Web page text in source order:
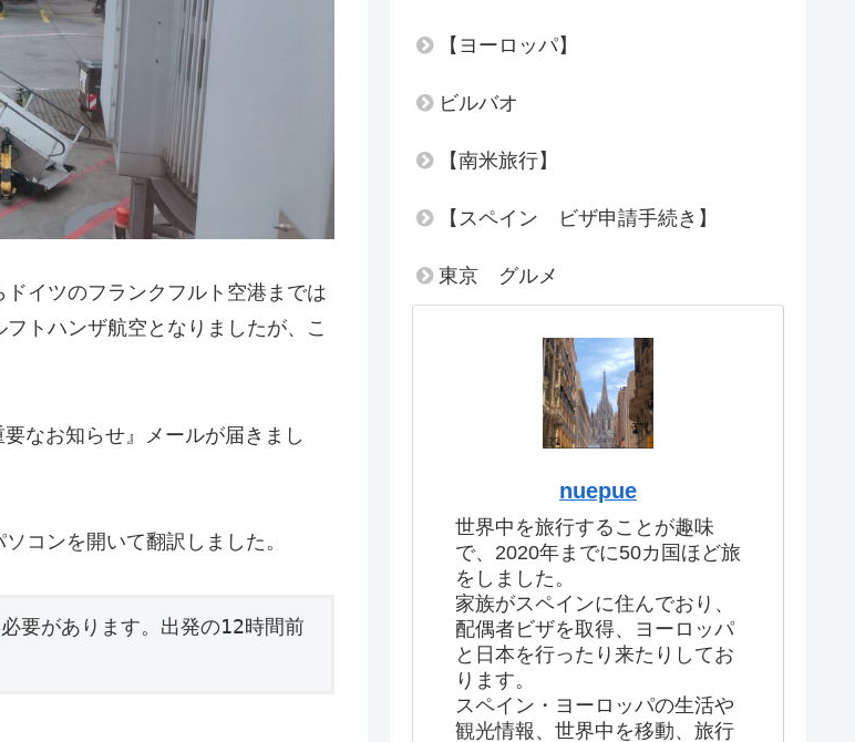
イツのフランクフルト空港までは
トハンザ航空となりましたが、こ
なお知らせ』メールが届きまし
コンを開いて翻訳しました。
要があります。出発の12時間前
【ヨーロッパ】
ビルバオ
【南米旅行】
【スペイン ビザ申請手続き】
東京 グルメ
nuepue
世界中を旅行することが趣味
で、2020年までに50カ国ほど旅
をしました。
家族がスペインに住んでおり、
配偶者ビザを取得、ヨーロッパ
と日本を行ったり来たりしてお
ります。
スペイン・ヨーロッパの生活や
観光情報、世界中を移動、旅行